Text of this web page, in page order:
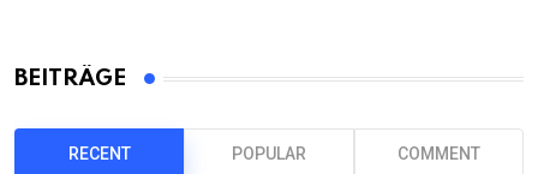
BEITRÄGE
RECENT POPULAR COMMENT